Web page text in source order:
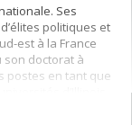
Ses
politiques et
est à la France
son doctorat à
postes en tant que
de commencer sa